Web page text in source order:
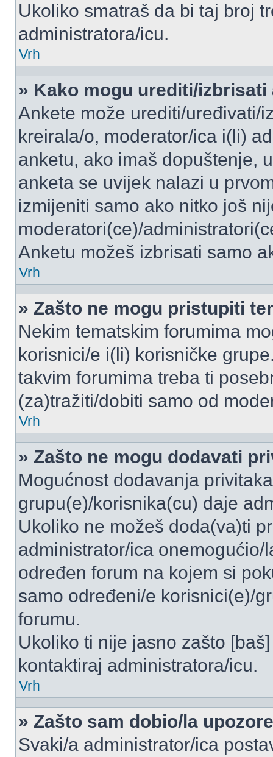
Ukoliko smatraš da bi taj broj
administratora/icu.
Vrh
» Kako mogu urediti/izbrisati
Ankete može urediti/uređivati/
kreirala/o, moderator/ica i(li)
anketu, ako imaš dopuštenje,
anketa se uvijek nalazi u
izmijeniti samo ako nitko još
moderatori(ce)/
Anketu možeš izbrisati samo
Vrh
» Zašto ne mogu pristupiti
Nekim tematskim forumima
korisnici/e i(li) korisničke
takvim forumima treba ti
(za)tražiti/dobiti samo od
Vrh
» Zašto ne mogu dodavati
Mogućnost dodavanja
grupu(e)/korisnika(cu) daje
Ukoliko ne možeš doda(va)ti
administrator/ica
određen forum na kojem si
samo određeni/e korisnici(e)/
forumu.
Ukoliko ti nije jasno zašto
kontaktiraj administratora/icu.
Vrh
» Zašto sam dobio/la
Svaki/a administrator/ica